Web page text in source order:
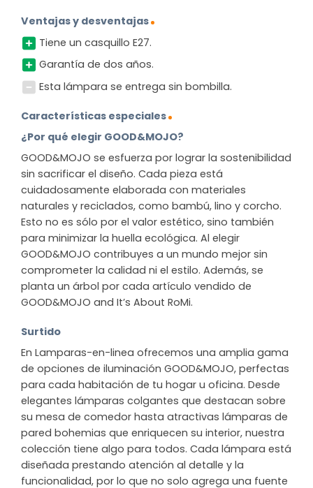
Ventajas y desventajas
Tiene un casquillo E27.
Garantía de dos años.
Esta lámpara se entrega sin bombilla.
Características especiales
¿Por qué elegir GOOD&MOJO?
GOOD&MOJO se esfuerza por lograr la sostenibilidad
sin sacrificar el diseño. Cada pieza está
cuidadosamente elaborada con materiales
naturales y reciclados, como bambú, lino y corcho.
Esto no es sólo por el valor estético, sino también
para minimizar la huella ecológica. Al elegir
GOOD&MOJO contribuyes a un mundo mejor sin
comprometer la calidad ni el estilo. Además, se
planta un árbol por cada artículo vendido de
GOOD&MOJO and It’s About RoMi.
Surtido
En Lamparas-en-linea ofrecemos una amplia gama
de opciones de iluminación GOOD&MOJO, perfectas
para cada habitación de tu hogar u oficina. Desde
elegantes lámparas colgantes que destacan sobre
su mesa de comedor hasta atractivas lámparas de
pared bohemias que enriquecen su interior, nuestra
colección tiene algo para todos. Cada lámpara está
diseñada prestando atención al detalle y la
funcionalidad, por lo que no solo agrega una fuente